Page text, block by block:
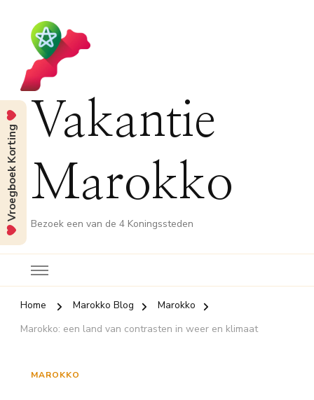
Vakantie
Marokko
Bezoek een van de 4 Koningssteden
Home Marokko Blog
Marokko
Marokko: een land van contrasten in weer en klimaat
MAROKKO
Vroegboek Korting